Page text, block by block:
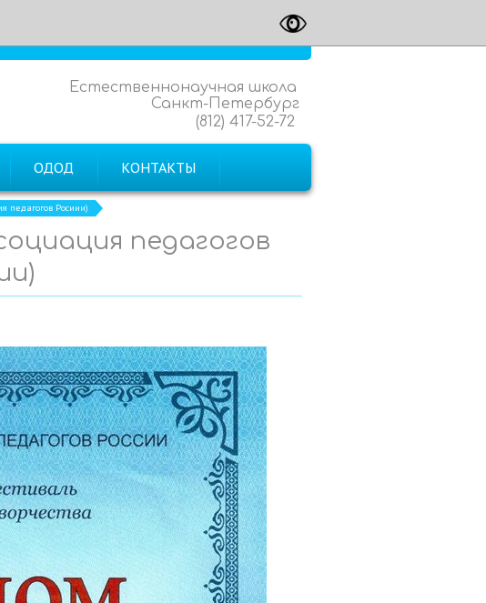
Естественнонаучная школа
Санкт-Петербург
(812) 417-52-72
ОДОД КОНТАКТЫ
педагогов Росиии)
педагогов